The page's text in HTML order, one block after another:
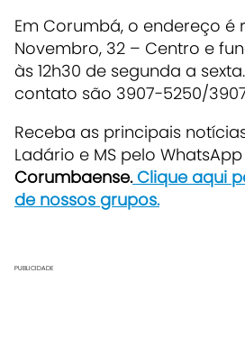
Em Corumbá, o endereço é
Novembro, 32 – Centro e
às 12h30 de segunda a
contato são 3907-5250/
Receba as principais
Ladário e MS pelo
Corumbaense.Clique aqui
de nossos grupos.
PUBLICIDADE